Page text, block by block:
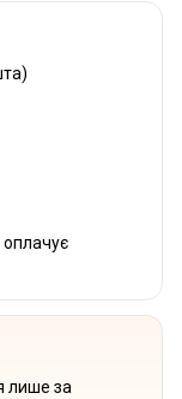
оплачує
лише за